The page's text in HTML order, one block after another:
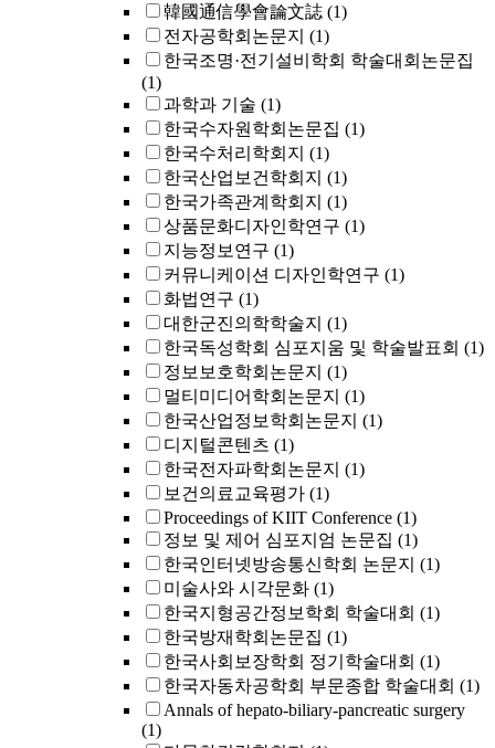
韓國通信學會論文誌 (1)
전자공학회논문지 (1)
한국조명·전기설비학회 학술대회논문집
(1)
과학과 기술 (1)
한국수자원학회논문집 (1)
한국수처리학회지 (1)
한국산업보건학회지 (1)
한국가족관계학회지 (1)
상품문화디자인학연구 (1)
지능정보연구 (1)
커뮤니케이션 디자인학연구 (1)
화법연구 (1)
대한군진의학학술지 (1)
한국독성학회 심포지움 및 학술발표회 (1)
정보보호학회논문지 (1)
멀티미디어학회논문지 (1)
한국산업정보학회논문지 (1)
디지털콘텐츠 (1)
한국전자파학회논문지 (1)
보건의료교육평가 (1)
Proceedings of KIIT Conference (1)
정보 및 제어 심포지엄 논문집 (1)
한국인터넷방송통신학회 논문지 (1)
미술사와 시각문화 (1)
한국지형공간정보학회 학술대회 (1)
한국방재학회논문집 (1)
한국사회보장학회 정기학술대회 (1)
한국자동차공학회 부문종합 학술대회 (1)
Annals of hepato-biliary-pancreatic surgery
(1)